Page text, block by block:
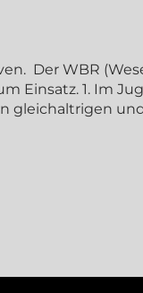
Der WBR
Einsatz. 1. Im
gleichaltrigen